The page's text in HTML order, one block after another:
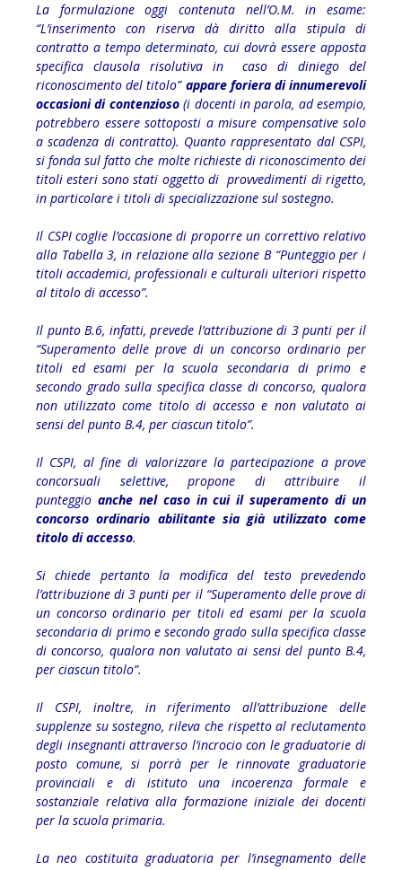
La formulazione oggi contenuta nell’O.M. in esame:
“L’inserimento con riserva dà diritto alla stipula di
contratto a tempo determinato, cui dovrà essere apposta
specifica clausola risolutiva in caso di diniego del
riconoscimento del titolo” appare foriera di innumerevoli
occasioni di contenzioso(i docenti in parola, ad esempio,
potrebbero essere sottoposti a misure compensative solo
a scadenza di contratto). Quanto rappresentato dal CSPI,
si fonda sul fatto che molte richieste di riconoscimento dei
titoli esteri sono stati oggetto di provvedimenti di rigetto,
in particolare i titoli di specializzazione sul sostegno.
Il CSPI coglie l’occasione di proporre un correttivo relativo
alla Tabella 3, in relazione alla sezione B “Punteggio per i
titoli accademici, professionali e culturali ulteriori rispetto
al titolo di accesso”.
Il punto B.6, infatti, prevede l’attribuzione di 3 punti per il
“Superamento delle prove di un concorso ordinario per
titoli ed esami per la scuola secondaria di primo e
secondo grado sulla specifica classe di concorso, qualora
non utilizzato come titolo di accesso e non valutato ai
sensi del punto B.4, per ciascun titolo”.
Il CSPI, al fine di valorizzare la partecipazione a prove
concorsuali selettive, propone di attribuire il
punteggio anche nel caso in cui il superamento di un
concorsoordinario abilitante sia già utilizzato come
titolo di accesso.
Si chiede pertanto la modifica del testo prevedendo
l’attribuzione di 3 punti per il “Superamento delle prove di
un concorso ordinario per titoli ed esami per la scuola
secondaria di primo e secondo grado sulla specifica classe
di concorso, qualora non valutato ai sensi del punto B.4,
per ciascun titolo”.
Il CSPI, inoltre, in riferimento all’attribuzione delle
supplenze su sostegno, rileva che rispetto al reclutamento
degli insegnanti attraverso l’incrocio con le graduatorie di
posto comune, si porrà per le rinnovate graduatorie
provinciali e di istituto una incoerenza formale e
sostanziale relativa alla formazione iniziale dei docenti
per la scuola primaria.
La neo costituita graduatoria per l’insegnamento delle